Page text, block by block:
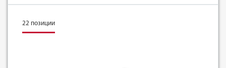
22 позиции